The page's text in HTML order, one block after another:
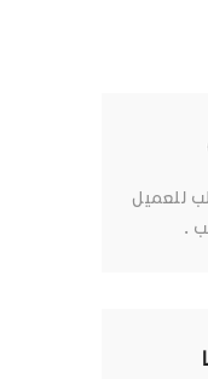
للعميل